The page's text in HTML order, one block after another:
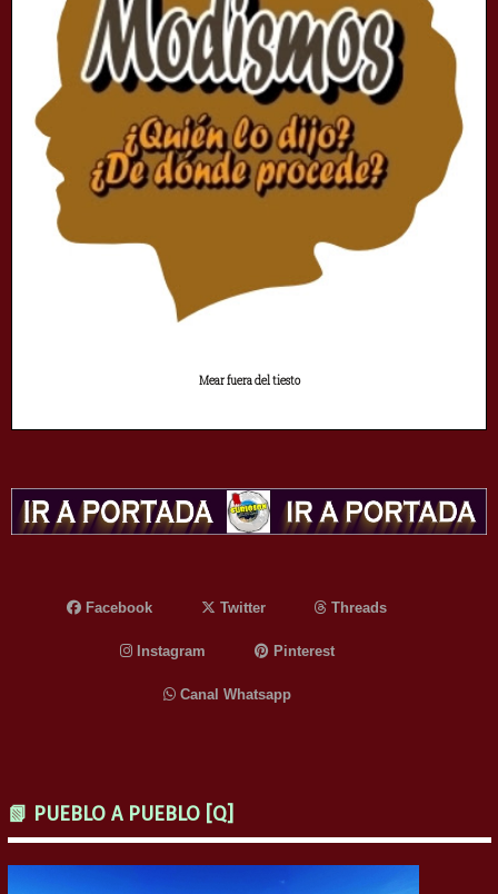
Mear fuera del tiesto
Facebook Twitter Threads
Instagram Pinterest
Canal Whatsapp
📗 PUEBLO A PUEBLO [Q]